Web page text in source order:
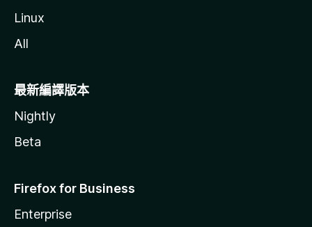
Linux
All
最新編譯版本
Nightly
Beta
Firefox for Business
Enterprise